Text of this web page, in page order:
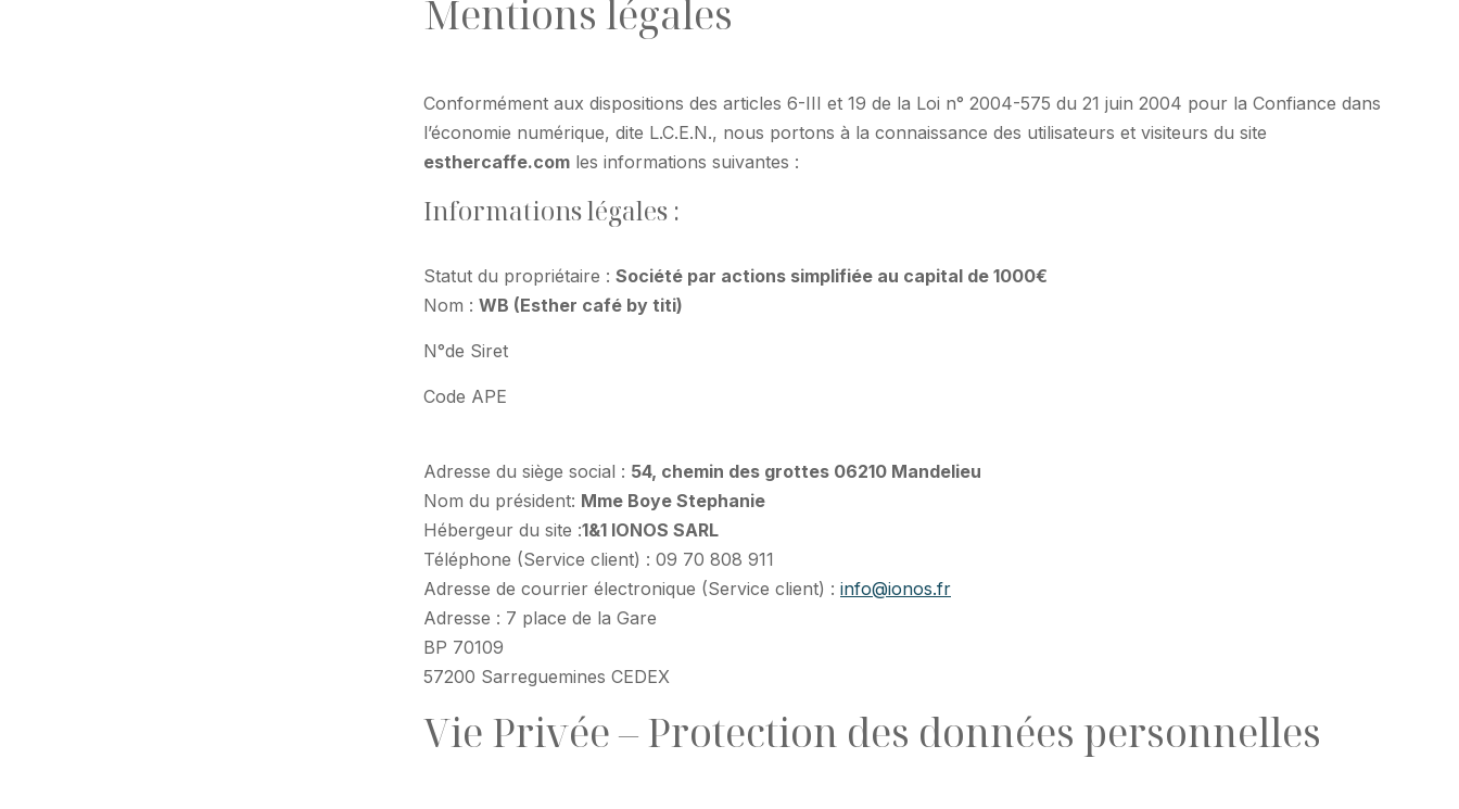
Mentions légales
Conformément aux dispositions des articles 6-III et 19 de la Loi n° 2004-575 du 21 juin 2004 pour la Confiance dans
l’économie numérique, dite L.C.E.N., nous portons à la connaissance des utilisateurs et visiteurs du site
esthercaffe.com les informations suivantes :
Informations légales :
Statut du propriétaire : Société par actions simplifiée au capital de 1000€
Nom : WB (Esther café by titi)
N°de Siret
Code APE
Adresse du siège social : 54, chemin des grottes 06210 Mandelieu
Nom du président: Mme Boye Stephanie
Hébergeur du site :1&1 IONOS SARL
Téléphone (Service client) : 09 70 808 911
Adresse de courrier électronique (Service client) : info@ionos.fr
Adresse : 7 place de la Gare
BP 70109
57200 Sarreguemines CEDEX
Vie Privée – Protection des données personnelles